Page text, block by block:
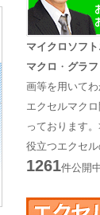
マイクロソフ
マクロ ・ グラフ
画等を用いてわ
エクセルマク
っております
役立つエクセ
1261件公開中